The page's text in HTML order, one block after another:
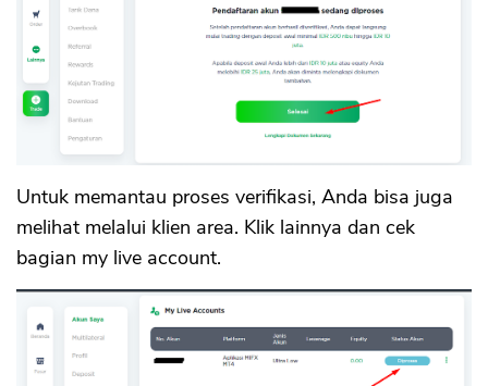
Untuk memantau proses verifikasi, Anda bisa juga
melihat melalui klien area. Klik lainnya dan cek
bagian my live account.